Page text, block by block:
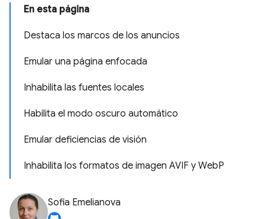
En esta página
Destaca los marcos de los anuncios
Emular una página enfocada
Inhabilita las fuentes locales
Habilita el modo oscuro automático
Emular deficiencias de visión
Inhabilita los formatos de imagen AVIF y WebP
Sofia Emelianova